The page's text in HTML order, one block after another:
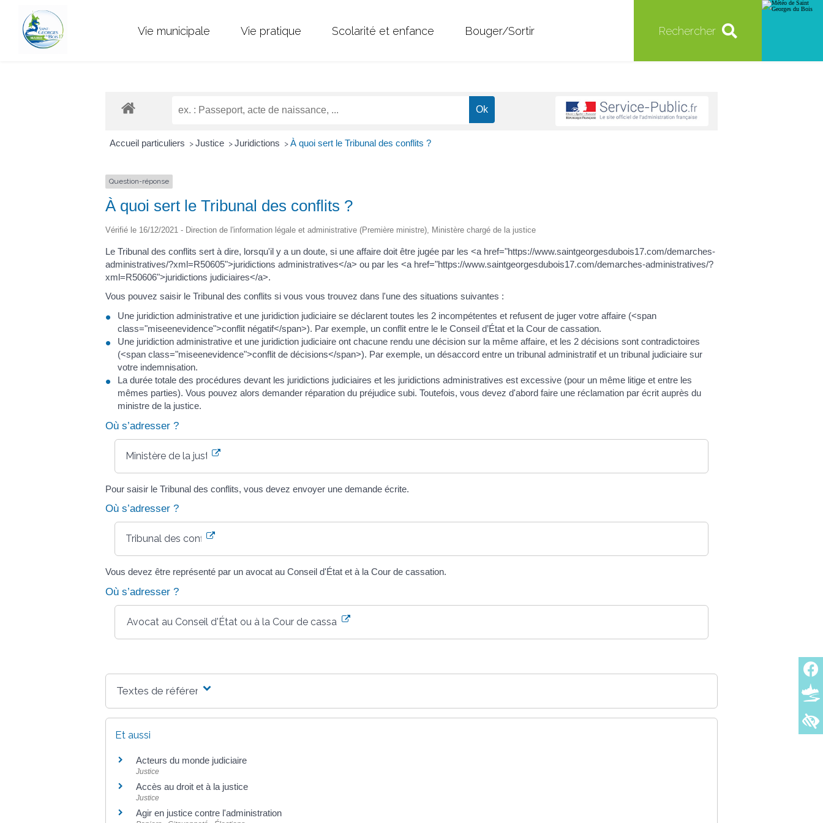
Vie municipale Vie pratique Scolarité et enfance Bouger/Sortir Rechercher
Accueil particuliers > Justice > Juridictions > À quoi sert le Tribunal des conflits ?
Question-réponse
À quoi sert le Tribunal des conflits ?
Vérifié le 16/12/2021 - Direction de l'information légale et administrative (Première ministre), Ministère chargé de la justice
Le Tribunal des conflits sert à dire, lorsqu'il y a un doute, si une affaire doit être jugée par les <a href="https://www.saintgeorgesdubois17.com/demarches-
administratives/?xml=R50605">juridictions administratives</a> ou par les <a href="https://www.saintgeorgesdubois17.com/demarches-administratives/?
xml=R50606">juridictions judiciaires</a>.
Vous pouvez saisir le Tribunal des conflits si vous vous trouvez dans l'une des situations suivantes :
Une juridiction administrative et une juridiction judiciaire se déclarent toutes les 2 incompétentes et refusent de juger votre affaire (<span
class="miseenevidence">conflit négatif</span>). Par exemple, un conflit entre le le Conseil d’État et la Cour de cassation.
Une juridiction administrative et une juridiction judiciaire ont chacune rendu une décision sur la même affaire, et les 2 décisions sont contradictoires
(<span class="miseenevidence">conflit de décisions</span>). Par exemple, un désaccord entre un tribunal administratif et un tribunal judiciaire sur
votre indemnisation.
La durée totale des procédures devant les juridictions judiciaires et les juridictions administratives est excessive (pour un même litige et entre les
mêmes parties). Vous pouvez alors demander réparation du préjudice subi. Toutefois, vous devez d'abord faire une réclamation par écrit auprès du
ministre de la justice.
Où s’adresser ?
Ministère de la justice
Pour saisir le Tribunal des conflits, vous devez envoyer une demande écrite.
Où s’adresser ?
Tribunal des conflits
Vous devez être représenté par un avocat au Conseil d'État et à la Cour de cassation.
Où s’adresser ?
Avocat au Conseil d'État ou à la Cour de cassation
Textes de référence
Et aussi
Acteurs du monde judiciaire
Justice
Accès au droit et à la justice
Justice
Agir en justice contre l'administration